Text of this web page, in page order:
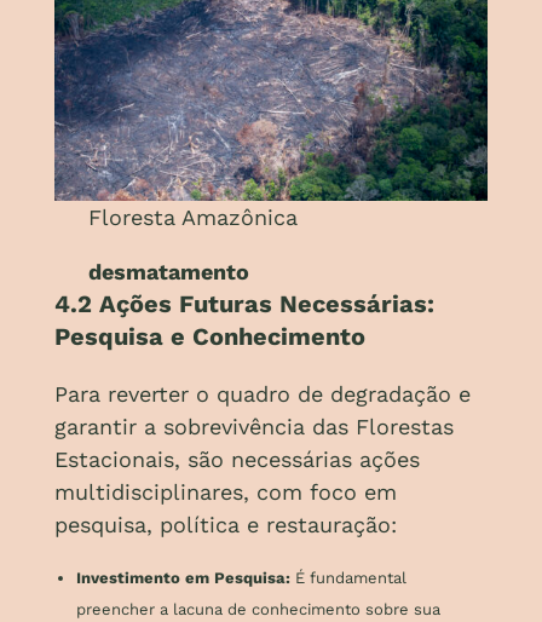
Floresta Amazônica
desmatamento
4.2 Ações Futuras Necessárias:
Pesquisa e Conhecimento
Para reverter o quadro de degradação e
garantir a sobrevivência das Florestas
Estacionais, são necessárias ações
multidisciplinares, com foco em
pesquisa, política e restauração:
Investimento em Pesquisa:É fundamental
preencher a lacuna de conhecimento sobre sua